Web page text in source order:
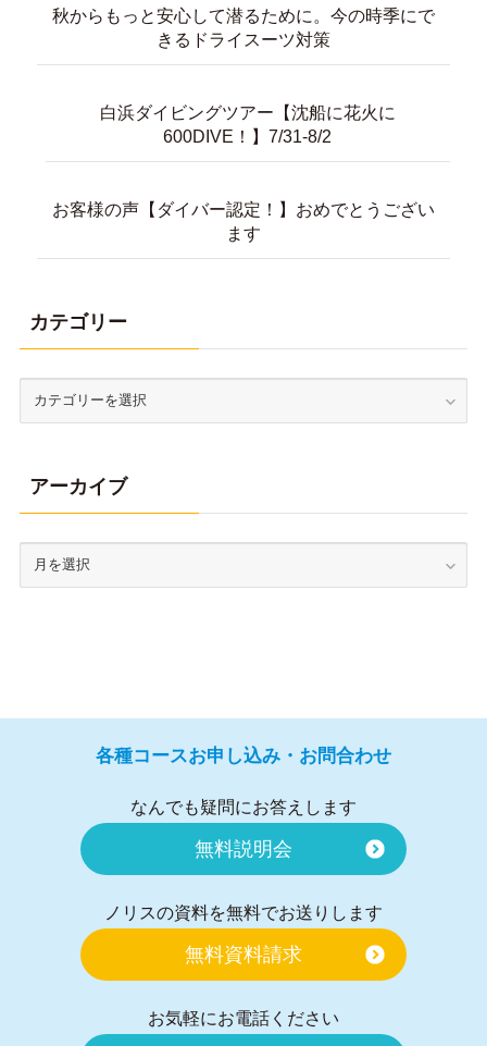
白浜ダイビングツアー【沈船に花火に
600DIVE！】7/31-8/2
お客様の声【ダイバー認定！】おめでとうござい
ます
カテゴリー
アーカイブ
なんでも疑問にお答えします
ノリスの資料を無料でお送りします
お気軽にお電話ください